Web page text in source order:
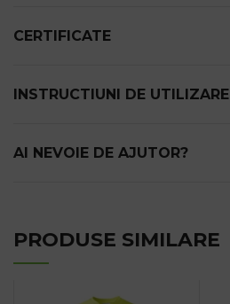
CERTIFICATE
INSTRUCTIUNI DE UTILIZARE
AI NEVOIE DE AJUTOR?
PRODUSE SIMILARE